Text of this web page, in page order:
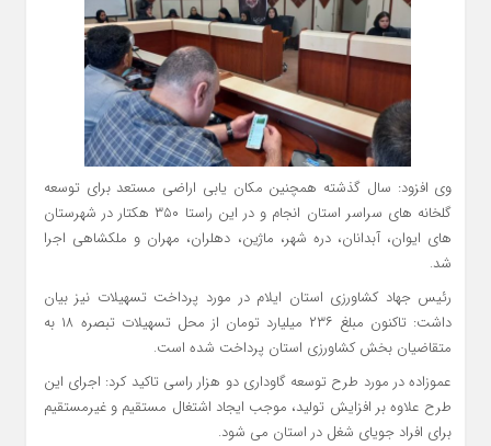
وی افزود: سال گذشته همچنین مکان یابی اراضی مستعد برای توسعه
گلخانه های سراسر استان انجام و در این راستا ۳۵٠ هکتار در شهرستان
های ایوان، آبدانان، دره شهر، ماژین، دهلران، مهران و ملکشاهی اجرا
شد.
رئیس جهاد کشاورزی استان ایلام در مورد پرداخت تسهیلات نیز بیان
داشت: تاکنون مبلغ ۲۳۶ میلیارد تومان از محل تسهیلات تبصره ۱۸ به
متقاضیان بخش کشاورزی استان پرداخت شده است.
عموزاده در مورد طرح توسعه گاوداری دو هزار راسی تاکید کرد: اجرای این
طرح علاوه بر افزایش تولید، موجب ایجاد اشتغال مستقیم و غیرمستقیم
برای افراد جویای شغل در استان می شود.